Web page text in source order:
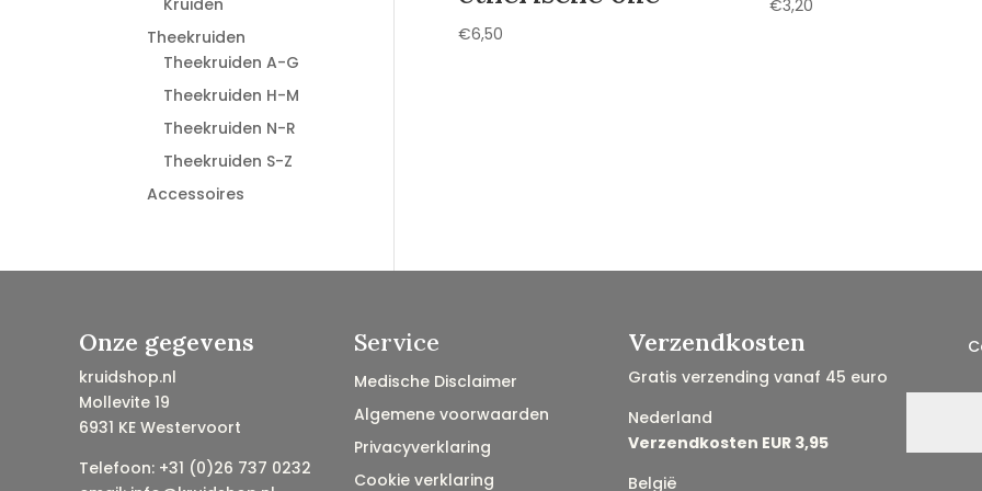
€6,50
€3,20
Kruiden
Theekruiden
Theekruiden A-G
Theekruiden H-M
Theekruiden N-R
Theekruiden S-Z
Accessoires
Onze gegevens
kruidshop.nl
Mollevite 19
6931 KE Westervoort
Telefoon: +31 (0)26 737 0232
Service
Medische Disclaimer
Algemene voorwaarden
Privacyverklaring
Cookie verklaring
Verzendkosten
Gratis verzending vanaf 45 euro
Nederland
Verzendkosten EUR 3,95
België